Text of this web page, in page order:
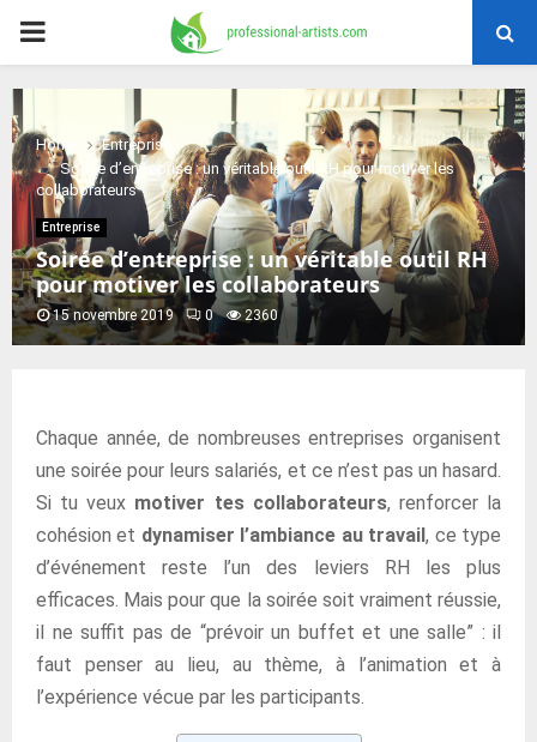
PRIMARY
MENU
Home
Entreprise
Soirée d’entreprise : un véritable outil RH pour motiver les
collaborateurs
Entreprise
Soirée d’entreprise : un véritable outil RH
pour motiver les collaborateurs
15 novembre 2019 0 2360
Chaque année, de nombreuses entreprises organisent
une soirée pour leurs salariés, et ce n’est pas un hasard.
Si tu veux motiver tes collaborateurs, renforcer la
cohésion et dynamiser l’ambiance au travail, ce type
d’événement reste l’un des leviers RH les plus
efficaces. Mais pour que la soirée soit vraiment réussie,
il ne suffit pas de “prévoir un buffet et une salle” : il
faut penser au lieu, au thème, à l’animation et à
l’expérience vécue par les participants.